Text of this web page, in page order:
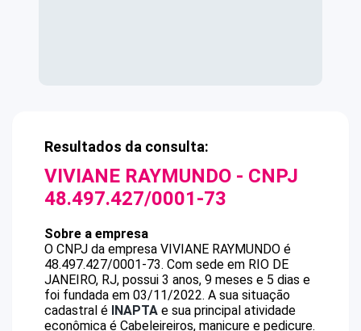
Resultados da consulta:
VIVIANE RAYMUNDO - CNPJ
48.497.427/0001-73
Sobre a empresa
O CNPJ da empresa VIVIANE RAYMUNDO é
48.497.427/0001-73. Com sede em RIO DE
JANEIRO, RJ, possui 3 anos, 9 meses e 5 dias e
foi fundada em 03/11/2022. A sua situação
cadastral é INAPTA e sua principal atividade
econômica é Cabeleireiros, manicure e pedicure.